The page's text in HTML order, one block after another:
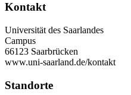
Kontakt
Universität des Saarlandes
Campus
66123 Saarbrücken
www.uni-saarland.de/kontakt
Standorte